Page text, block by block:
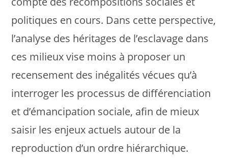
politiques en cours. Dans cette perspective,
l’analyse des héritages de l’esclavage dans
ces milieux vise moins à proposer un
recensement des inégalités vécues qu’à
interroger les processus de différenciation
et d’émancipation sociale, afin de mieux
saisir les enjeux actuels autour de la
reproduction d’un ordre hiérarchique.